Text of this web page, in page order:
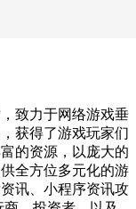
致力于网络游戏垂
获得了游戏玩家们
的资源，以庞大的
全方位多元化的游
讯、小程序资讯攻